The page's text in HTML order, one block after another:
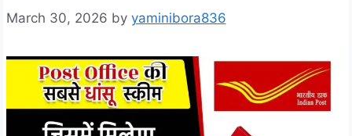
March 30, 2026 by yaminibora836